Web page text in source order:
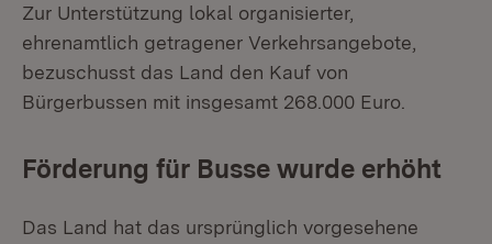
Zur Unterstützung lokal organisierter,
ehrenamtlich getragener Verkehrsangebote,
bezuschusst das Land den Kauf von
Bürgerbussen mit insgesamt 268.000 Euro.
Förderung für Busse wurde erhöht
Das Land hat das ursprünglich vorgesehene